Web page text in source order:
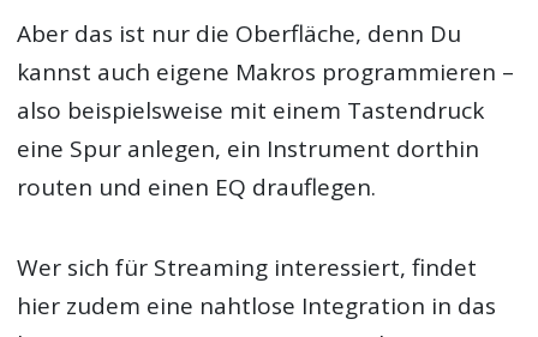
Aber das ist nur die Oberfläche, denn Du
kannst auch eigene Makros programmieren –
also beispielsweise mit einem Tastendruck
eine Spur anlegen, ein Instrument dorthin
routen und einen EQ drauflegen.
Wer sich für Streaming interessiert, findet
hier zudem eine nahtlose Integration in das